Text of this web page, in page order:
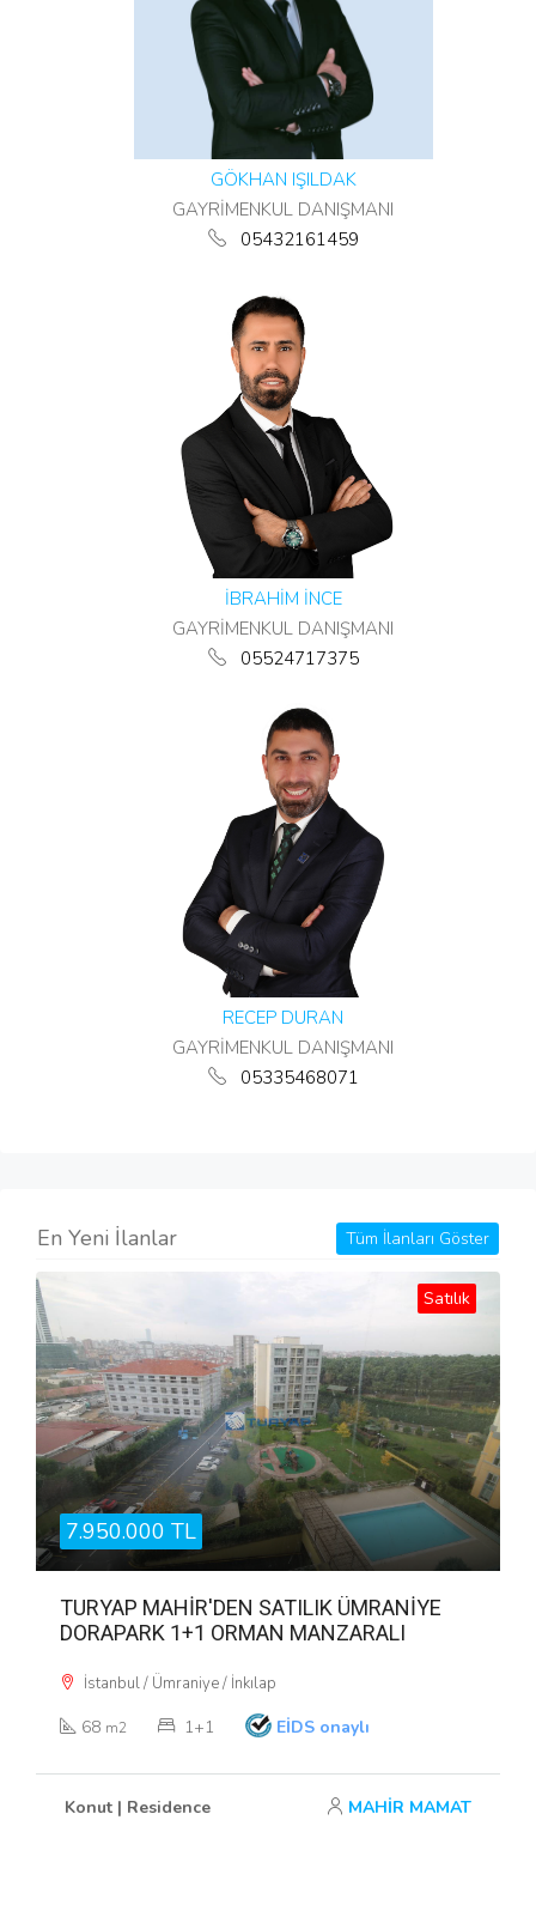
GÖKHAN IŞILDAK
GAYRİMENKUL DANIŞMANI
05432161459
İBRAHİM İNCE
GAYRİMENKUL DANIŞMANI
05524717375
RECEP DURAN
GAYRİMENKUL DANIŞMANI
05335468071
En Yeni İlanlar Tüm İlanları Göster
Satılık
7.950.000 TL
TURYAP MAHİR'DEN SATILIK ÜMRANİYE
DORAPARK 1+1 ORMAN MANZARALI
İstanbul / Ümraniye / İnkılap
68 m2 1+1 EİDS onaylı
Konut | Residence MAHİR MAMAT